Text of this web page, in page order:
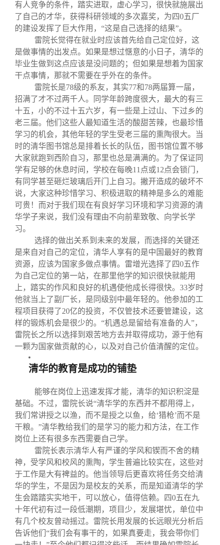
有人竞争的条件，踏实进取，虚心学习，很快就施展出
了自己的才华，获得科研领域的多次嘉奖，为四0五厂
的建设发挥了巨大作用，“这是自己选择的结果”。
雷院长觉得在就业时应该首先给自己定位好，这
是做事情的出发点。如果是想过惬意的小日子，清华的
毕业生做到这点应该是没问题的；但如果是想着为国家
干点事情，那就不需要在乎外在的条件。
雷院长是78级的系友，其实77和78两届算一届，
招满了才不过两千人。同学年龄跨度很大，最大的有三
十五，小的不过十五六岁，有一些是上过山、下过乡的
老三届。他们这些人最知道生活的酸甜苦辣，也最珍惜
学习的机会，其他年轻的学生受老三届的熏陶很大。当
时的清华图书馆总是排着长长的队伍，图书馆位置不够
大家就跑到西阶自习，那里也总是满满的。为了保证同
学有足够的休息时间，学校在每晚11点或12点会锁门，
有同学甚至砸烂玻璃后开门上自习。撇开造成的破坏不
说，大家这种珍惜学习、积极进取的精神是多么的难能
可贵！而对于我们现在有良好学习环境和学习资源的清
华学子来说，我们没有理由不向前辈致敬、向学长学
习。
选择的做出关系到未来的发展，而选择的关键还
是来自对自己的定位，清华人享有的是中国最好的教育
资源，应该为国家多做点事情。雷增光选择了四0五作
为自己定位的第一站，在那里他学的知识很快就能用
上，踏实的作风和良好的机遇使他成长得很快。33岁时
他就当上了副厂长，是同级别中最年轻的。他参加的工
程项目获得了20亿的投资，不仅管技术还要管建设，这
样的锻炼机会是很少的。“机遇总是留给有准备的人”，
雷院长之所以选择到艰苦地方去并取得成功，源于他有
一颗为国家做贡献的心，以及对自己价值清醒的定位。
清华的教育是成功的铺垫
能够在岗位上迅速发挥才能，清华的知识积淀是
基础。不过，雷院长说“清华学的东西并不都用得上，
我们常讲授之以渔，而不是授之以鱼，给‘猎枪’而不是
干粮。”清华教给我们的是学习的能力和方法，在工作
岗位上还有很多东西需要自己学。
雷院长表示清华人有严谨的学风和锲而不舍的精
神，受学风和校风的熏陶，学生普遍比较实在，这些对
于工作是大有裨益的。他当领导后更喜欢将任务交给清
华的学生，不是因为是校友的关系，而是知道清华的学
生会踏踏实实地干，可以放心，值得信赖。四0五在九
十年代初有过一段低潮期，项目少，发展堪忧，单位中
有几个校友曾动摇过。雷院长用发展的长远眼光分析后
告诉他们“我们会有事干的，如果真要走，我会带你们